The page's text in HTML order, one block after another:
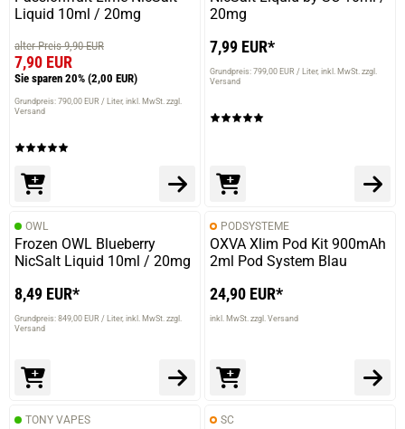
Liquid 10ml / 20mg
alter Preis 9,90 EUR
7,90 EUR
Sie sparen 20% (2,00 EUR)
Grundpreis: 790,00 EUR / Liter inkl. MwSt. zzgl.
Versand
20mg
7,99 EUR*
Grundpreis: 799,00 EUR / Liter inkl. MwSt. zzgl.
Versand
OWL
Frozen OWL Blueberry
NicSalt Liquid 10ml / 20mg
8,49 EUR*
Grundpreis: 849,00 EUR / Liter inkl. MwSt. zzgl.
Versand
PODSYSTEME
OXVA Xlim Pod Kit 900mAh
2ml Pod System Blau
24,90 EUR*
inkl. MwSt. zzgl. Versand
TONY VAPES SC